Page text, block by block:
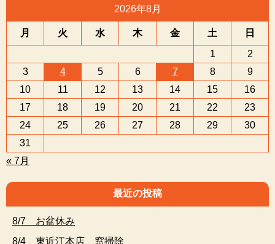
2026年8月
月 火 水 木 金 土
日
1
2
3
4 5 6 7 8
9
10
11 12 13 14 15
16
17
18 19 20 21 22
23
24
25 26 27 28 29
30
31
« 7月
最近の投稿
8/7 お盆休み
8/4 東近江本店 窓掃除